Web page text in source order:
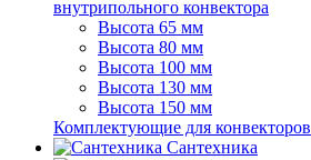
внутрипольного конвектора
Высота 65 мм
Высота 80 мм
Высота 100 мм
Высота 130 мм
Высота 150 мм
Комплектующие для конвекторов
Сантехника